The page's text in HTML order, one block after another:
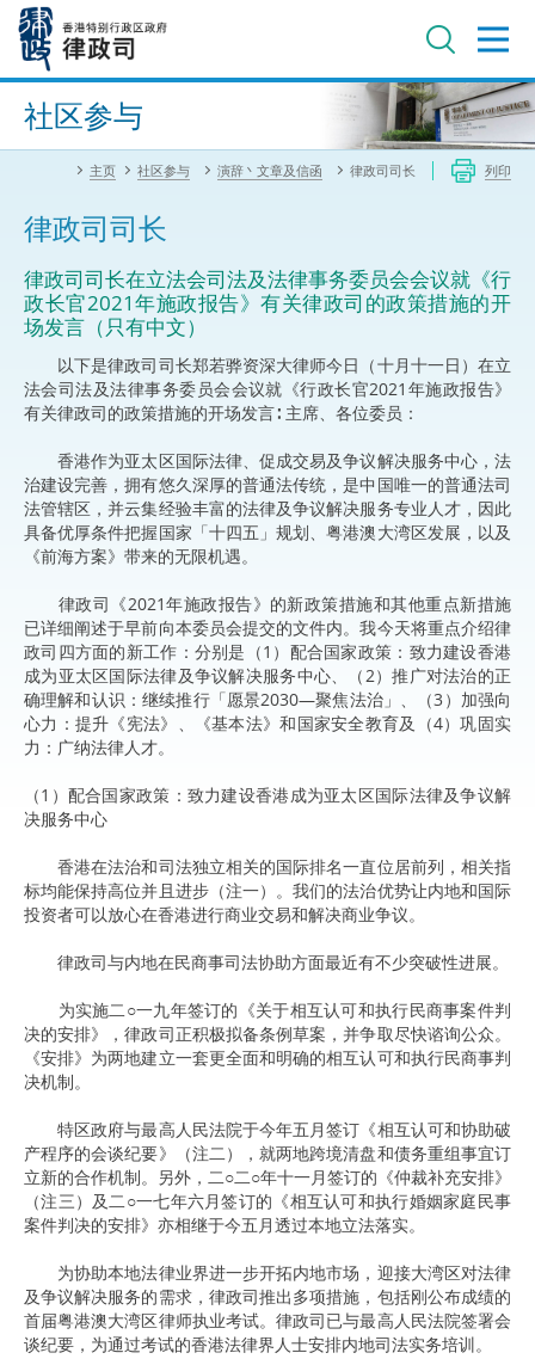
内
进阶搜寻
社区参与
主页 社区参与 演辞丶文章及信函 律政司司长 列印
律政司司长
​律政司司长在立法会司法及法律事务委员会会议就《行
政长官2021年施政报告》有关律政司的政策措施的开
场发言（只有中文）
以下是律政司司长郑若骅资深大律师今日（十月十一日）在立
法会司法及法律事务委员会会议就《行政长官2021年施政报告》
有关律政司的政策措施的开场发言∶ 主席、各位委员：
香港作为亚太区国际法律、促成交易及争议解决服务中心，法
治建设完善，拥有悠久深厚的普通法传统，是中国唯一的普通法司
法管辖区，并云集经验丰富的法律及争议解决服务专业人才，因此
具备优厚条件把握国家「十四五」规划、粤港澳大湾区发展，以及
《前海方案》带来的无限机遇。
律政司《2021年施政报告》的新政策措施和其他重点新措施
已详细阐述于早前向本委员会提交的文件内。我今天将重点介绍律
政司四方面的新工作：分别是（1）配合国家政策：致力建设香港
成为亚太区国际法律及争议解决服务中心、（2）推广对法治的正
确理解和认识：继续推行「愿景2030—聚焦法治」、（3）加强向
心力：提升《宪法》、《基本法》和国家安全教育及（4）巩固实
力：广纳法律人才。
（1）配合国家政策：致力建设香港成为亚太区国际法律及争议解
决服务中心
香港在法治和司法独立相关的国际排名一直位居前列，相关指
标均能保持高位并且进步（注一）。我们的法治优势让内地和国际
投资者可以放心在香港进行商业交易和解决商业争议。
律政司与内地在民商事司法协助方面最近有不少突破性进展。
为实施二○一九年签订的《关于相互认可和执行民商事案件判
决的安排》，律政司正积极拟备条例草案，并争取尽快谘询公众。
《安排》为两地建立一套更全面和明确的相互认可和执行民商事判
决机制。
特区政府与最高人民法院于今年五月签订《相互认可和协助破
产程序的会谈纪要》（注二），就两地跨境清盘和债务重组事宜订
立新的合作机制。另外，二○二○年十一月签订的《仲裁补充安排》
（注三）及二○一七年六月签订的《相互认可和执行婚姻家庭民事
案件判决的安排》亦相继于今五月透过本地立法落实。
为协助本地法律业界进一步开拓内地市场，迎接大湾区对法律
及争议解决服务的需求，律政司推出多项措施，包括刚公布成绩的
首届粤港澳大湾区律师执业考试。律政司已与最高人民法院签署会
谈纪要，为通过考试的香港法律界人士安排内地司法实务培训。